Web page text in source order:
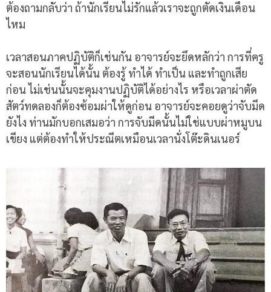
ต้องถามกลับว่า ถ้านักเรียนไม่รักแล้วเราจะถูกตัดเงินเดือน
ไหม
เวลาสอนภาคปฏิบัติก็เช่นกัน อาจารย์จะยึดหลักว่า การที่ครู
จะสอนนักเรียนได้นั้น ต้องรู้ ทำได้ ทำเป็น และทำถูกเสีย
ก่อน ไม่เช่นนั้นจะคุมงานปฏิบัติได้อย่างไร หรือเวลาผ่าตัด
สัตว์ทดลองก็ต้องซ้อมผ่าให้ดูก่อน อาจารย์จะคอยดูว่าจับมีด
ยังไง ท่านมักบอกเสมอว่า การจับมีดนั้นไม่ใช่แบบผ่าหมูบน
เขียง แต่ต้องทำให้ประณีตเหมือนเวลานั่งโต๊ะดินเนอร์